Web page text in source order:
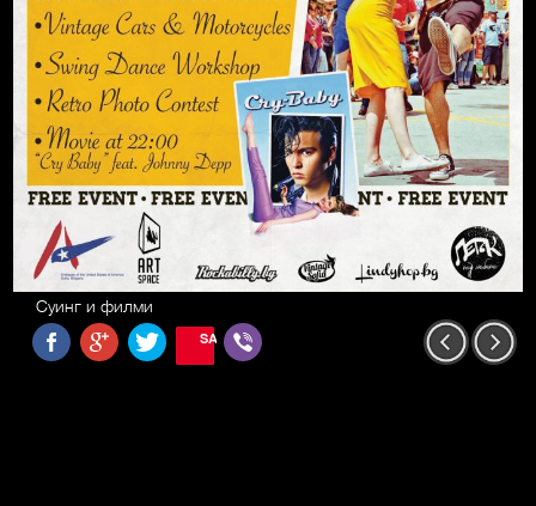
Суинг и филми
SAVE